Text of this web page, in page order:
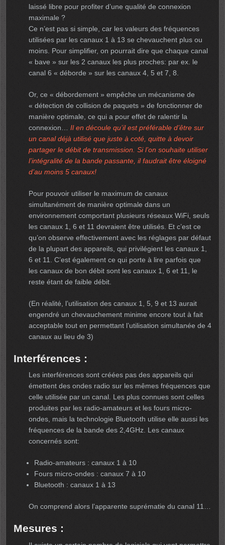
laissé libre pour profiter d’une qualité de connexion
maximale ?
Ce n’est pas si simple, car les valeurs des fréquences
utilisées par les canaux 1 à 13 se chevauchent plus ou
moins. Pour simplifier, on pourrait dire que chaque canal
« bave » sur les 2 canaux les plus proches: par ex. le
canal 6 « déborde » sur les canaux 4, 5 et 7, 8.
Or, ce « débordement » empêche un mécanisme de
« détection de collision de paquets » de fonctionner de
manière optimale, ce qui a pour effet de ralentir la
connexion… Il en découle qu’il est préférable d’être sur
un canal déjà utilisé que juste à coté, quitte à devoir
partager le débit de transmission. Si l’on souhaite utiliser
l’intégralité de la bande passante, il faudrait être éloigné
d’au moins 5 canaux!
Pour pouvoir utiliser le maximum de canaux
simultanément de manière optimale dans un
environnement comportant plusieurs réseaux WiFi, seuls
les canaux 1, 6 et 11 devraient être utilisés. Et c’est ce
qu’on observe effectivement avec les réglages par défaut
de la plupart des appareils, qui privilégient les canaux 1,
6 et 11. C’est également ce qui porte à lire parfois que
les canaux de bon débit sont les canaux 1, 6 et 11, le
reste étant de faible débit.
(En réalité, l’utilisation des canaux 1, 5, 9 et 13 aurait
engendré un chevauchement minime encore tout à fait
acceptable tout en permettant l’utilisation simultanée de 4
canaux au lieu de 3)
Interférences :
Les interférences sont créées pas des appareils qui
émettent des ondes radio sur les mêmes fréquences que
celle utilisée par un canal. Les plus connues sont celles
produites par les radio-amateurs et les fours micro-
ondes, mais la technologie Bluetooth utilise elle aussi les
fréquences de la bande des 2,4GHz. Les canaux
concernés sont:
Radio-amateurs : canaux 1 à 10
Fours micro-ondes : canaux 7 à 10
Bluetooth : canaux 1 à 13
On comprend alors l’apparente suprématie du canal 11…
Mesures :